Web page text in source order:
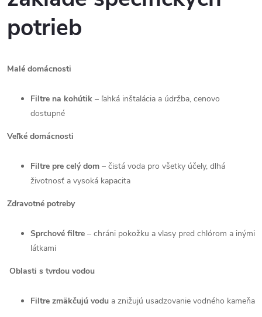
potrieb
Malé domácnosti
Filtre na kohútik – ľahká inštalácia a údržba, cenovo
dostupné
Veľké domácnosti
Filtre pre celý dom – čistá voda pro všetky účely, dlhá
životnosť a vysoká kapacita
Zdravotné potreby
Sprchové filtre – chráni pokožku a vlasy pred chlórom a inými
látkami
Oblasti s tvrdou vodou
Filtre zmäkčujú vodu a znižujú usadzovanie vodného kameňa